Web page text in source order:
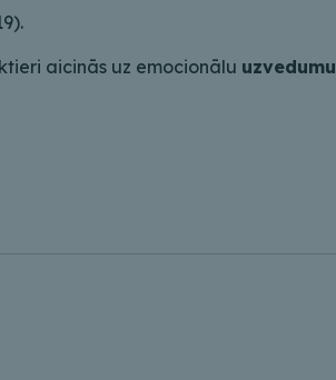
aicinās uz emocionālu uzvedumu